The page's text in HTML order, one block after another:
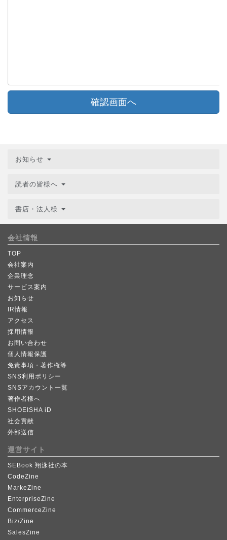
確認画面へ
お知らせ
読者の皆様へ
書店・法人様
会社情報
TOP
会社案内
企業理念
サービス案内
お知らせ
IR情報
アクセス
採用情報
お問い合わせ
個人情報保護
免責事項・著作権等
SNS利用ポリシー
SNSアカウント一覧
著作者様へ
SHOEISHA iD
社会貢献
外部送信
運営サイト
SEBook 翔泳社の本
CodeZine
MarkeZine
EnterpriseZine
CommerceZine
Biz/Zine
SalesZine